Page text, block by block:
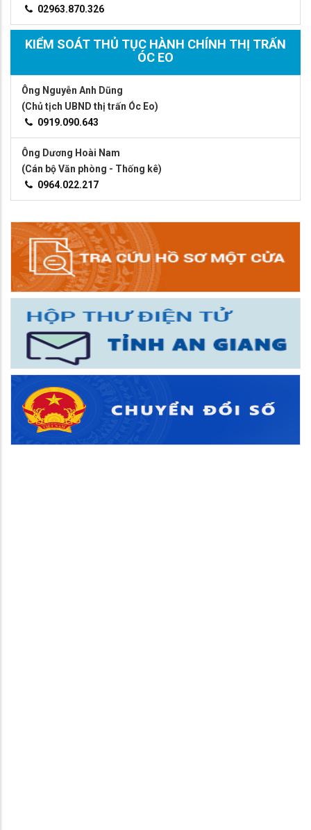
02963.870.326
KIỂM SOÁT THỦ TỤC HÀNH CHÍNH THỊ TRẤN
ÓC EO
Ông Nguyễn Anh Dũng
(Chủ tịch UBND thị trấn Óc Eo)
0919.090.643
Ông Dương Hoài Nam
(Cán bộ Văn phòng - Thống kê)
0964.022.217